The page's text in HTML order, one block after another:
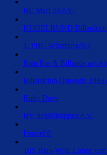
BC Marl 23 e.V.
KUGELRUND
1. PBC Würzburg/KT
Bata Bar & Billiards am
Billardclub Osterode 1993
Ruby Days
BV Schöllkrippen e.V.
Formel 8
TuS Blau-Weiß Lohne